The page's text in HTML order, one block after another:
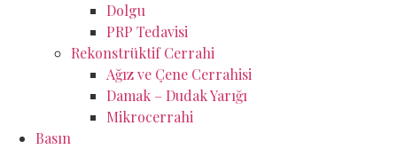
Dolgu
PRP Tedavisi
Rekonstrüktif Cerrahi
Ağız ve Çene Cerrahisi
Damak – Dudak Yarığı
Mikrocerrahi
Basın